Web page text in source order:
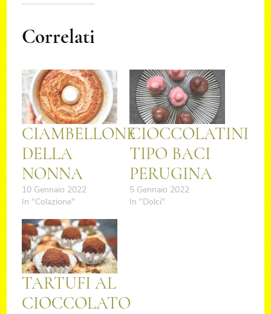
Correlati
CIAMBELLONE
DELLA
NONNA
10 Gennaio 2022
In "Colazione"
CIOCCOLATINI
TIPO BACI
PERUGINA
5 Gennaio 2022
In "Dolci"
TARTUFI AL
CIOCCOLATO